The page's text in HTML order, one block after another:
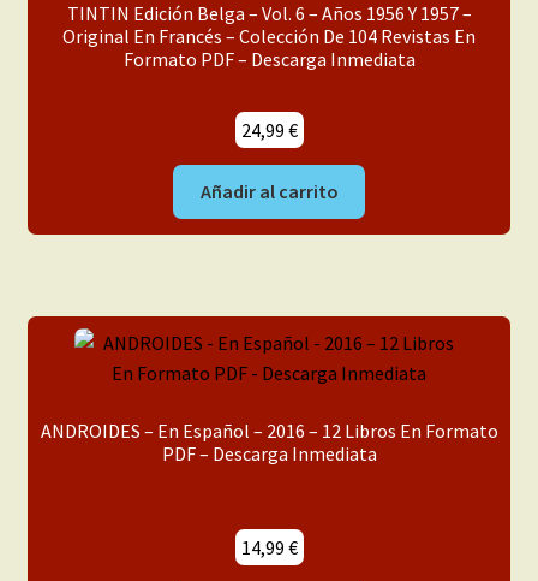
TINTIN Edición Belga – Vol. 6 – Años 1956 Y 1957 –
Original En Francés – Colección De 104 Revistas En
Formato PDF – Descarga Inmediata
24,99 €
Añadir al carrito
ANDROIDES – En Español – 2016 – 12 Libros En Formato
PDF – Descarga Inmediata
14,99 €